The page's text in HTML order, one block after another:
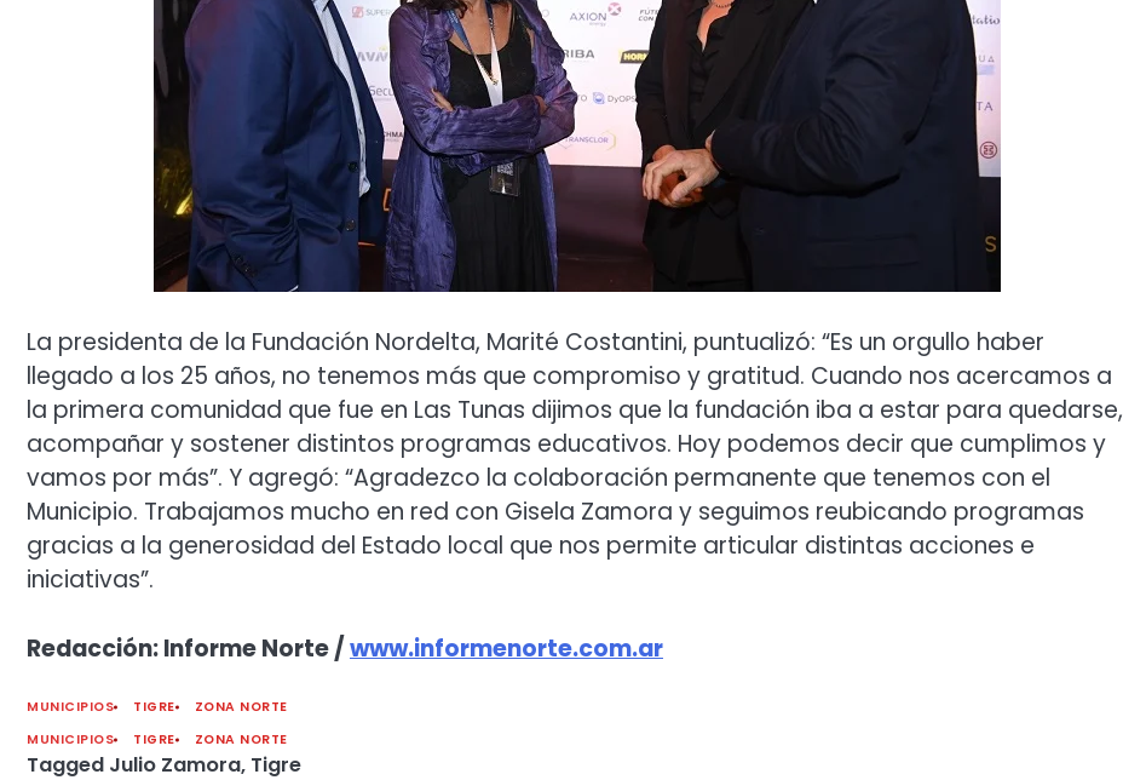
La presidenta de la Fundación Nordelta, Marité Costantini, puntualizó: “Es un orgullo haber
llegado a los 25 años, no tenemos más que compromiso y gratitud. Cuando nos acercamos a
la primera comunidad que fue en Las Tunas dijimos que la fundación iba a estar para quedarse,
acompañar y sostener distintos programas educativos. Hoy podemos decir que cumplimos y
vamos por más”. Y agregó: “Agradezco la colaboración permanente que tenemos con el
Municipio. Trabajamos mucho en red con Gisela Zamora y seguimos reubicando programas
gracias a la generosidad del Estado local que nos permite articular distintas acciones e
iniciativas”.
Redacción: Informe Norte /www.informenorte.com.ar
MUNICIPIOS TIGRE
ZONA NORTE
MUNICIPIOS
TIGRE ZONA NORTE
Tagged Julio Zamora, Tigre